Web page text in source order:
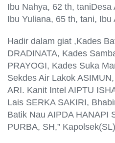
Ibu Nahya, 62 th, taniDesa
Ibu Yuliana, 65 th, tani, Ibu
Hadir dalam giat ,Kades
DRADINATA, Kades
PRAYOGI, Kades Suka
Sekdes Air Lakok
ARI. Kanit Intel AIPTU
Lais SERKA SAKIRI,
Batik Nau AIPDA HANAPI
PURBA, SH,” Kapolsek(SL)